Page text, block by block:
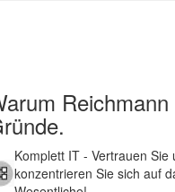
Komplett IT- Vertrauen Sie
konzentrieren Sie sich auf